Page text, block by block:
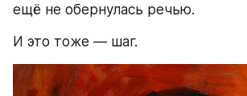
ещё не обернулась речью.
И это тоже — шаг.